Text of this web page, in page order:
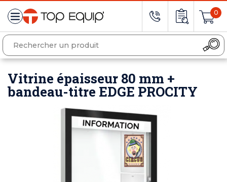
0
Vitrine épaisseur 80 mm +
bandeau-titre EDGE PROCITY